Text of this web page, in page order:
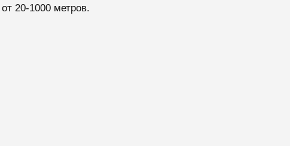
20-1000 метров.